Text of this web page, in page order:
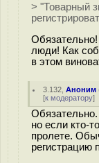
> "Товарный
Обязательно!
люди! Как
в этом
3.132 ,Аноним
[к модератору]
но если кто-
пролете.
регистрацию